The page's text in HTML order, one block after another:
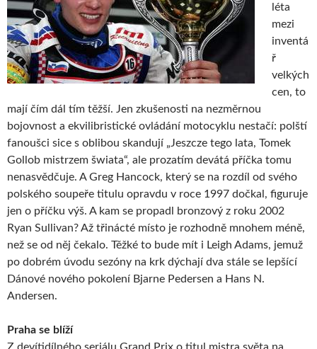
léta
mezi
inventá
ř
velkých
cen, to
mají čím dál tím těžší. Jen zkušenosti na nezměrnou
bojovnost a ekvilibristické ovládání motocyklu nestačí: polští
fanoušci sice s oblibou skandují „Jeszcze tego lata, Tomek
Gollob mistrzem šwiata“, ale prozatím devátá příčka tomu
nenasvědčuje. A Greg Hancock, který se na rozdíl od svého
polského soupeře titulu opravdu v roce 1997 dočkal, figuruje
jen o příčku výš. A kam se propadl bronzový z roku 2002
Ryan Sullivan? Až třinácté místo je rozhodně mnohem méně,
než se od něj čekalo. Těžké to bude mít i Leigh Adams, jemuž
po dobrém úvodu sezóny na krk dýchají dva stále se lepšící
Dánové nového pokolení Bjarne Pedersen a Hans N.
Andersen.
Praha se blíží
Z devítidílného seriálu Grand Prix o titul mistra světa na